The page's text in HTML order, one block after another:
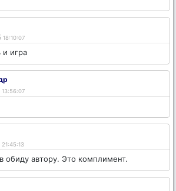
18:10:07
и игра
13:56:07
21:45:13
обиду автору. Это комплимент.